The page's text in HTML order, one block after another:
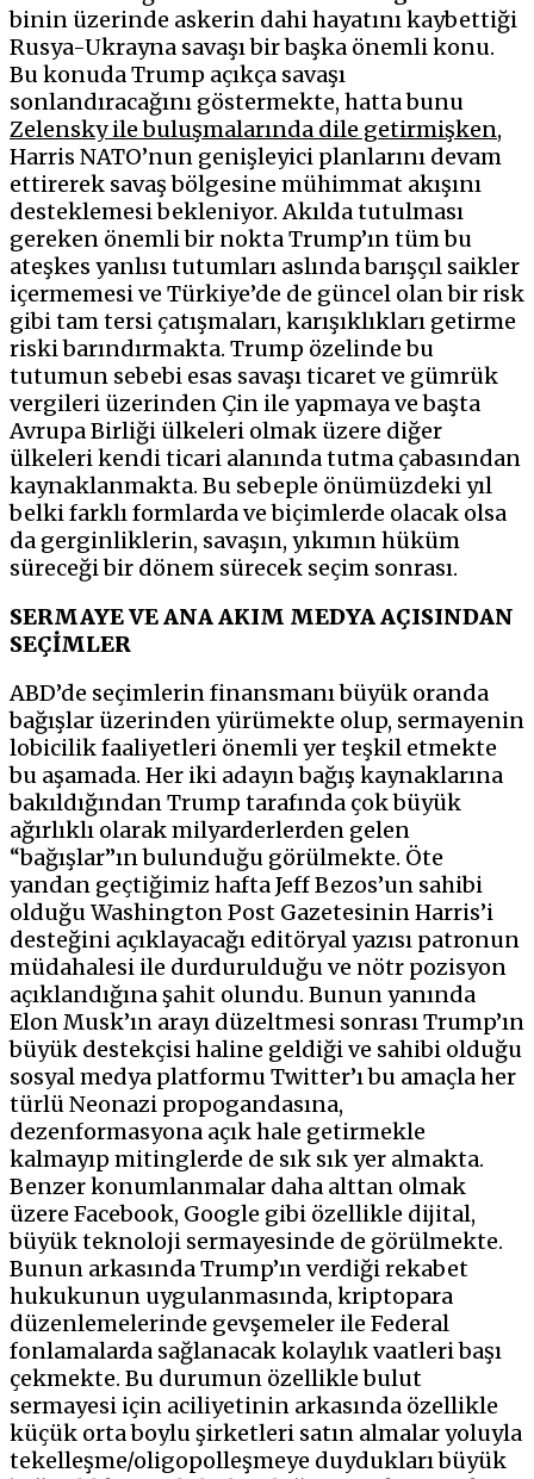
binin üzerinde askerin dahi hayatını kaybettiği
Rusya-Ukrayna savaşı bir başka önemli konu.
Bu konuda Trump açıkça savaşı
sonlandıracağını göstermekte, hatta bunu
Zelensky ile buluşmalarında dile getirmişken,
Harris NATO’nun genişleyici planlarını devam
ettirerek savaş bölgesine mühimmat akışını
desteklemesi bekleniyor. Akılda tutulması
gereken önemli bir nokta Trump’ın tüm bu
ateşkes yanlısı tutumları aslında barışçıl saikler
içermemesi ve Türkiye’de de güncel olan bir risk
gibi tam tersi çatışmaları, karışıklıkları getirme
riski barındırmakta. Trump özelinde bu
tutumun sebebi esas savaşı ticaret ve gümrük
vergileri üzerinden Çin ile yapmaya ve başta
Avrupa Birliği ülkeleri olmak üzere diğer
ülkeleri kendi ticari alanında tutma çabasından
kaynaklanmakta. Bu sebeple önümüzdeki yıl
belki farklı formlarda ve biçimlerde olacak olsa
da gerginliklerin, savaşın, yıkımın hüküm
süreceği bir dönem sürecek seçim sonrası.
SERMAYE VE ANA AKIM MEDYA AÇISINDAN
SEÇİMLER
ABD’de seçimlerin finansmanı büyük oranda
bağışlar üzerinden yürümekte olup, sermayenin
lobicilik faaliyetleri önemli yer teşkil etmekte
bu aşamada. Her iki adayın bağış kaynaklarına
bakıldığından Trump tarafında çok büyük
ağırlıklı olarak milyarderlerden gelen
“bağışlar”ın bulunduğu görülmekte. Öte
yandan geçtiğimiz hafta Jeff Bezos’un sahibi
olduğu Washington Post Gazetesinin Harris’i
desteğini açıklayacağı editöryal yazısı patronun
müdahalesi ile durdurulduğu ve nötr pozisyon
açıklandığına şahit olundu. Bunun yanında
Elon Musk’ın arayı düzeltmesi sonrası Trump’ın
büyük destekçisi haline geldiği ve sahibi olduğu
sosyal medya platformu Twitter’ı bu amaçla her
türlü Neonazi propogandasına,
dezenformasyona açık hale getirmekle
kalmayıp mitinglerde de sık sık yer almakta.
Benzer konumlanmalar daha alttan olmak
üzere Facebook, Google gibi özellikle dijital,
büyük teknoloji sermayesinde de görülmekte.
Bunun arkasında Trump’ın verdiği rekabet
hukukunun uygulanmasında, kriptopara
düzenlemelerinde gevşemeler ile Federal
fonlamalarda sağlanacak kolaylık vaatleri başı
çekmekte. Bu durumun özellikle bulut
sermayesi için aciliyetinin arkasında özellikle
küçük orta boylu şirketleri satın almalar yoluyla
tekelleşme/oligopolleşmeye duydukları büyük